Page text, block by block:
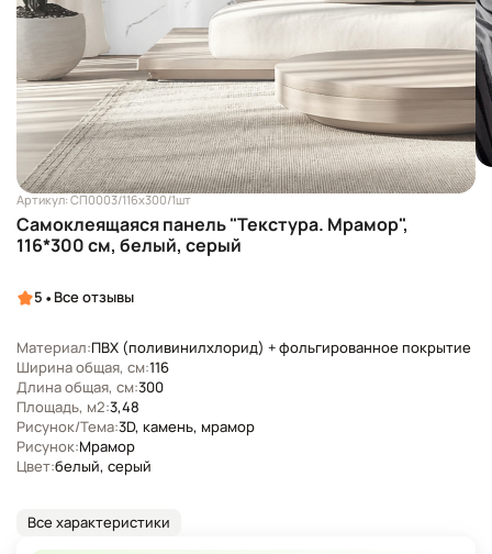
Артикул: СП0003/116х300/1шт
Самоклеящаяся панель "Текстура. Мрамор",
116*300 см, белый, серый
5 • Все отзывы
Материал:ПВХ (поливинилхлорид) + фольгированное покрытие
Ширина общая, см:116
Длина общая, см:300
Площадь, м2:3,48
Рисунок/Тема:3D, камень, мрамор
Рисунок:Мрамор
Цвет:белый, серый
Все характеристики